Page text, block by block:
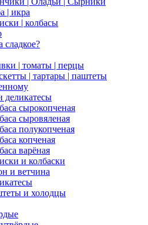
| икра
| колбасы
сладкое?
| томаты | перцы
| тартары | паштеты
деликатесы
сырокопченая
сыровяленая
полукопченая
копченая
варёная
и колбаски
и ветчина
и холодцы